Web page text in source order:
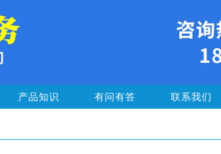
产品知识 有问有答 联系我们